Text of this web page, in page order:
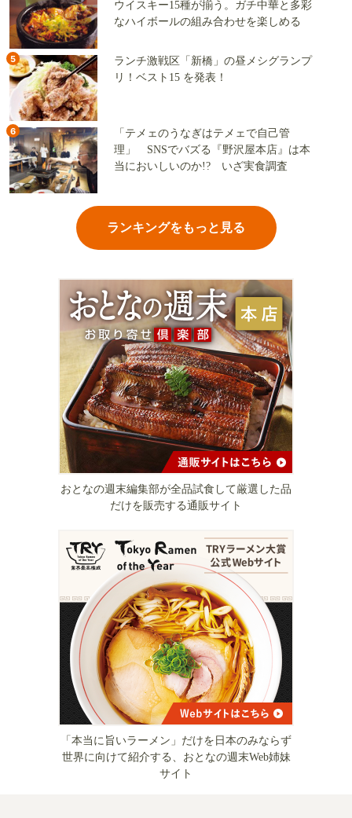
ウイスキー15種が揃う。ガチ中華と多彩
なハイボールの組み合わせを楽しめる
5
ランチ激戦区「新橋」の昼メシグランプ
リ！ベスト15 を発表！
6
「テメェのうなぎはテメェで自己管
理」 SNSでバズる『野沢屋本店』は本
当においしいのか!? いざ実食調査
ランキングをもっと見る
おとなの週末編集部が全品試食して厳選した品
だけを販売する通販サイト
「本当に旨いラーメン」だけを日本のみならず
世界に向けて紹介する、おとなの週末Web姉妹
サイト